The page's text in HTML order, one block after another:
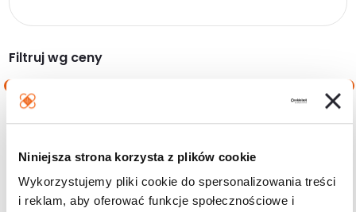
Niniejsza strona korzysta z plików cookie
Wykorzystujemy pliki cookie do spersonalizowania treści
i reklam, aby oferować funkcje społecznościowe i
Filtruj wg ceny
min.
maks.
Filtruj